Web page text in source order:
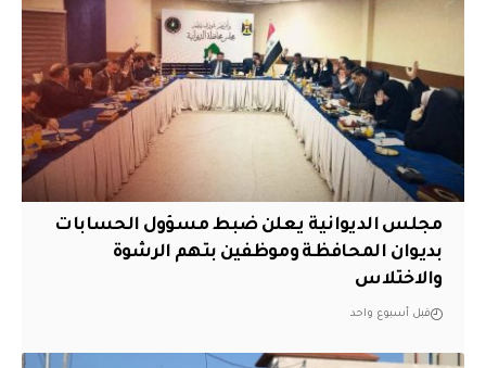
مجلس الديوانية يعلن ضبط مسؤول الحسابات
بديوان المحافظة وموظفين بتهم الرشوة
والاختلاس
قبل أسبوع واحد